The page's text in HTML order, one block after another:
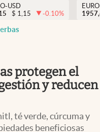
USD
$ 1,15 -0.10%
protegen el
y reducen
té verde, cúrcuma y
beneficiosas